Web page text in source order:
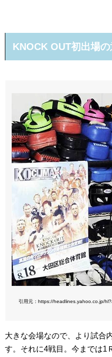
KNOCK OUT初出場の
引用元：https://headlines.yahoo.co.jp/
大きな会場なので、より試合
す。それに4戦目。今までは1